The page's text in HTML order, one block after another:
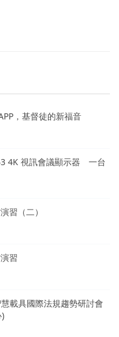
，基督徒的新福音
4K 視訊會議顯示器 一台
習（二）
習
載具國際法規趨勢研討會